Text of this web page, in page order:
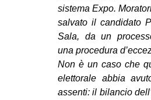
AMERICHE
ESTREMO
EUROPA
MEDIO
MONDO
sistema Expo.
salvato il candidato
Sala, da un
una procedura
Non è un caso che
elettorale abbia
assenti: il bilancio